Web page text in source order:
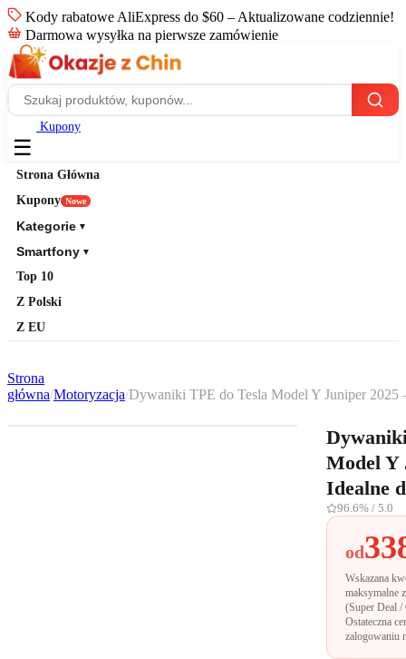
Kody rabatowe AliExpress do $60 – Aktualizowane codziennie!
Darmowa wysyłka na pierwsze zamówienie
Kupony
☰
Strona Główna
Kupony Nowe
Kategorie ▼
Smartfony ▼
Top 10
Z Polski
Z EU
Strona
główna/Motoryzacja/Dywaniki TPE do Tesla Model Y Juniper 2025
Model Y
Idealne
96.6% / 5.0
od
Wskazana
maksymalne
(Super Deal /
Ostateczna
zalogowaniu